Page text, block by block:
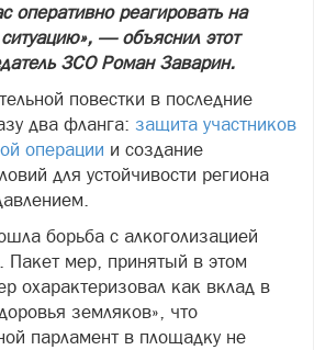
оперативно реагировать на
— объяснил этот
ЗСО Роман Заварин.
повестки в последние
два фланга: защита участников
операции и создание
для устойчивости региона
борьба с алкоголизацией
Пакет мер, принятый в этом
охарактеризовал как вклад в
земляков», что
парламент в площадку не